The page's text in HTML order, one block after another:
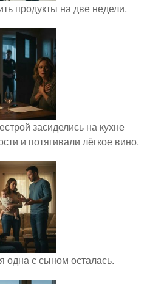
продукты на две недели.
засиделись на кухне
и потягивали лёгкое вино.
одна с сыном осталась.